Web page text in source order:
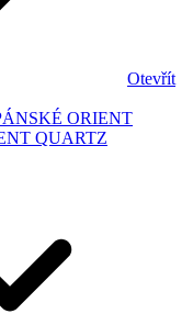
Otevřít
ORIENT
QUARTZ